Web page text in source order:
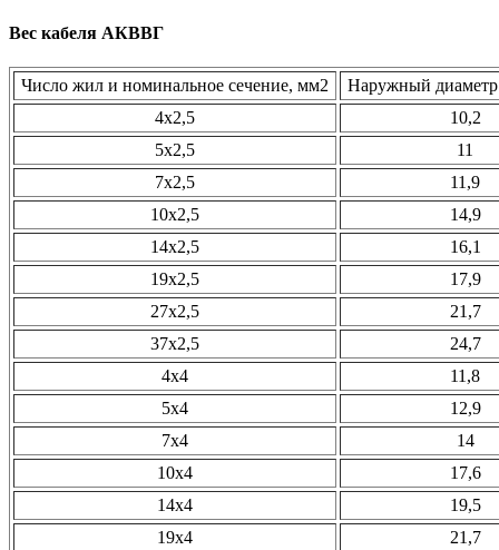
Вес кабеля АКВВГ
Число жил и номинальное сечение, мм2
Наружный диаметр
4х2,5
10,2
5х2,5
11
7х2,5
11,9
10х2,5
14,9
14х2,5
16,1
19х2,5
17,9
27х2,5
21,7
37х2,5
24,7
4х4
11,8
5х4
12,9
7х4
14
10х4
17,6
14х4
19,5
19х4
21,7